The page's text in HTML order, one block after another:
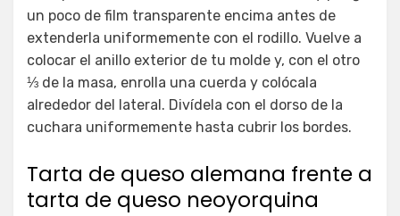
un poco de film transparente encima antes de
extenderla uniformemente con el rodillo. Vuelve a
colocar el anillo exterior de tu molde y, con el otro
⅓ de la masa, enrolla una cuerda y colócala
alrededor del lateral. Divídela con el dorso de la
cuchara uniformemente hasta cubrir los bordes.
Tarta de queso alemana frente a
tarta de queso neoyorquina